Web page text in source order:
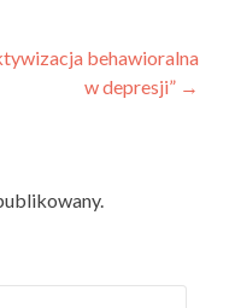
behawioralna
w depresji” →